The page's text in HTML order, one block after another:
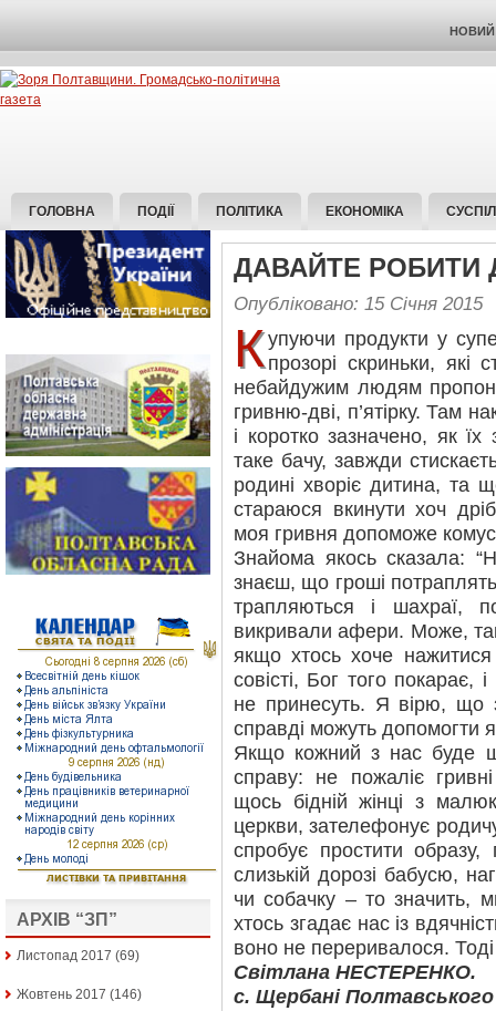
НОВИЙ
ГОЛОВНА ПОДІЇ ПОЛІТИКА ЕКОНОМІКА
АРХІВ “ЗП”
Листопад 2017 (69)
Жовтень 2017 (146)
ДАВАЙТЕ РОБИТИ
Опубліковано: 15 Січня 2015
Купуючи продукти у
прозорі скриньки, які
небайдужим людям
гривню-дві, п’ятірку. Там
і коротко зазначено, як
таке бачу, завжди
родині хворіє дитина, та
стараюся вкинути хоч
моя гривня допоможе
Знайома якось сказала:
знаєш, що гроші
трапляються і шахраї,
викривали афери. Може,
якщо хтось хоче
совісті, Бог того покарає,
не принесуть. Я вірю, що
справді можуть допомогти
Якщо кожний з нас буде
справу: не пожаліє
щось бідній жінці з
церкви, зателефонує
спробує простити образу,
слизькій дорозі бабусю,
чи собачку – то значить,
хтось згадає нас із
воно не переривалося.
Світлана НЕСТЕРЕНКО.
с. Щербані